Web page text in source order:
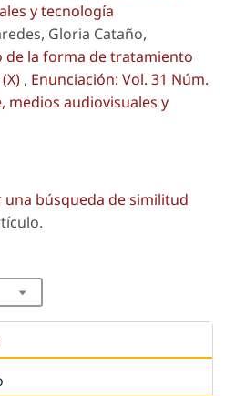
y tecnología
Gloria Cataño,
de la forma de tratamiento
, Enunciación: Vol. 31 Núm.
medios audiovisuales y
una búsqueda de similitud